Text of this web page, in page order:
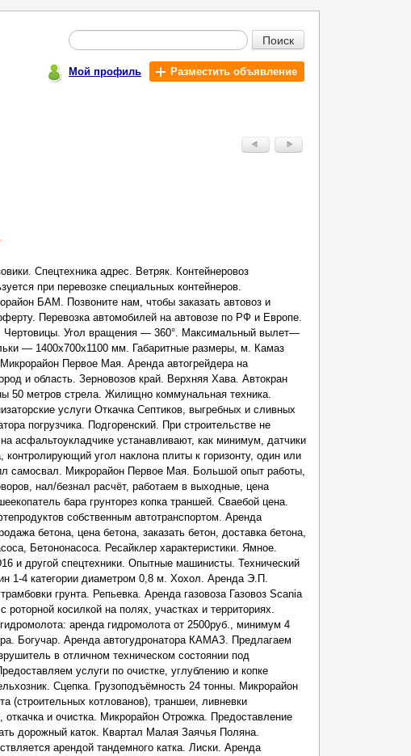
Поиск
Мой профиль Разместить объявление
Спецтехника адрес. Ветряк. Контейнеровоз
при перевозке специальных контейнеров.
БАМ. Позвоните нам, чтобы заказать автовоз и
Перевозка автомобилей на автовозе по РФ и Европе.
Чертовицы. Угол вращения — 360°. Максимальный вылет—
— 1400х700х1100 мм. Габаритные размеры, м. Камаз
Первое Мая. Аренда автогрейдера на
и область. Зерновозов край. Верхняя Хава. Автокран
50 метров стрела. Жилищно коммунальная техника.
услуги Откачка Септиков, выгребных и сливных
погрузчика. Подгоренский. При строительстве не
асфальтоукладчике устанавливают, как минимум, датчики
угол наклона плиты к горизонту, один или
самосвал. Микрорайон Первое Мая. Большой опыт работы,
нал/безнал расчёт, работаем в выходные, цена
бара грунторез копка траншей. Сваебой цена.
собственным автотранспортом. Аренда
бетона, цена бетона, заказать бетон, доставка бетона,
Бетононасоса. Ресайклер характеристики. Ямное.
и другой спецтехники. Опытные машинисты. Технический
1-4 категории диаметром 0,8 м. Хохол. Аренда Э.П.
грунта. Репьевка. Аренда газовоза Газовоз Scania
косилкой на полях, участках и территориях.
аренда гидромолота от 2500руб., минимум 4
Богучар. Аренда автогудронатора КАМАЗ. Предлагаем
в отличном техническом состоянии под
услуги по очистке, углублению и копке
Сцепка. Грузоподъёмность 24 тонны. Микрорайон
(строительных котлованов), траншеи, ливневки
и очистка. Микрорайон Отрожка. Предоставление
дорожный каток. Квартал Малая Заячья Поляна.
арендой тандемного катка. Лиски. Аренда